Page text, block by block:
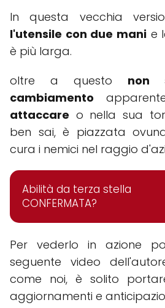
In questa vecchia
l'utensile con due manie
è più larga.
oltre a questo non
cambiamento
attaccare o nella sua
ben sai, è piazzata
cura i nemici nel raggio
Abilità da terza stella
CONFERMATA?
Per vederlo in azione
seguente video
come noi, è solito
aggiornamenti e